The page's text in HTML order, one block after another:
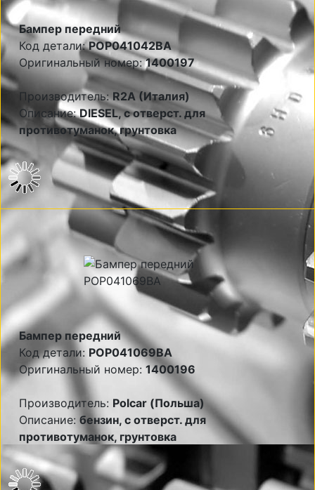
Бампер передний
Код детали:POP041042BA
Оригинальный номер:1400197
Производитель:R2A (Италия)
Описание:DIESEL, с отверст. для
противотуманок, грунтовка
Бампер передний
Код детали: POP041069BA
Оригинальный номер: 1400196
Производитель: Polcar (Польша)
Описание: бензин, с отверст. для
противотуманок, грунтовка